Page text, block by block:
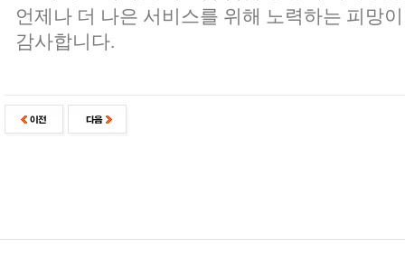
언제나 더 나은 서비스를 위해 노력하는 피망
감사합니다.